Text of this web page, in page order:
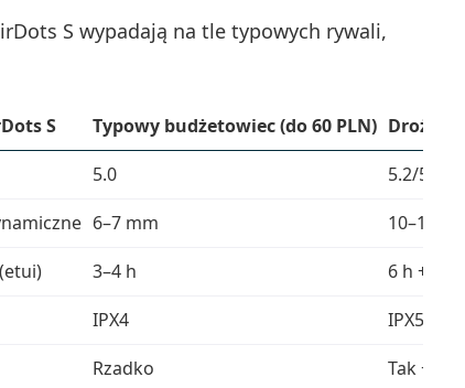
S wypadają na tle typowych rywali,
S Typowy budżetowiec (do 60 PLN) Droższy
5.0
5.2/5.3
6–7 mm
10–12
3–4 h
6 h + 20 h
IPX4
IPX5/6
Rzadko
Tak +